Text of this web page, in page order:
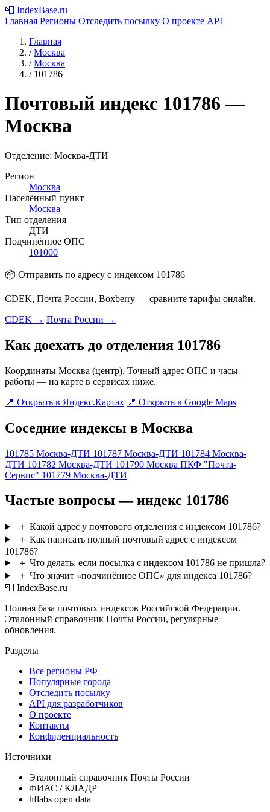
📮 IndexBase.ru
Главная Регионы Отследить посылку О проекте API
Главная
/ Москва
/ Москва
/ 101786
Почтовый индекс 101786 —
Москва
Отделение: Москва-ДТИ
Регион
Москва
Населённый пункт
Москва
Тип отделения
ДТИ
Подчинённое ОПС
101000
📦 Отправить по адресу с индексом 101786
CDEK, Почта России, Boxberry — сравните тарифы онлайн.
CDEK → Почта России →
Как доехать до отделения 101786
Координаты Москва (центр). Точный адрес ОПС и часы
работы — на карте в сервисах ниже.
📍 Открыть в Яндекс.Картах 📍 Открыть в Google Maps
Соседние индексы в Москва
101785 Москва-ДТИ 101787 Москва-ДТИ 101784 Москва-
ДТИ 101782 Москва-ДТИ 101790 Москва ПКФ "Почта-
Сервис" 101779 Москва-ДТИ
Частые вопросы — индекс 101786
＋ Какой адрес у почтового отделения с индексом 101786?
＋ Как написать полный почтовый адрес с индексом
101786?
＋ Что делать, если посылка с индексом 101786 не пришла?
＋ Что значит «подчинённое ОПС» для индекса 101786?
📮 IndexBase.ru
Полная база почтовых индексов Российской Федерации.
Эталонный справочник Почты России, регулярные
обновления.
Разделы
Все регионы РФ
Популярные города
Отследить посылку
API для разработчиков
О проекте
Контакты
Конфиденциальность
Источники
Эталонный справочник Почты России
ФИАС / КЛАДР
hflabs open data